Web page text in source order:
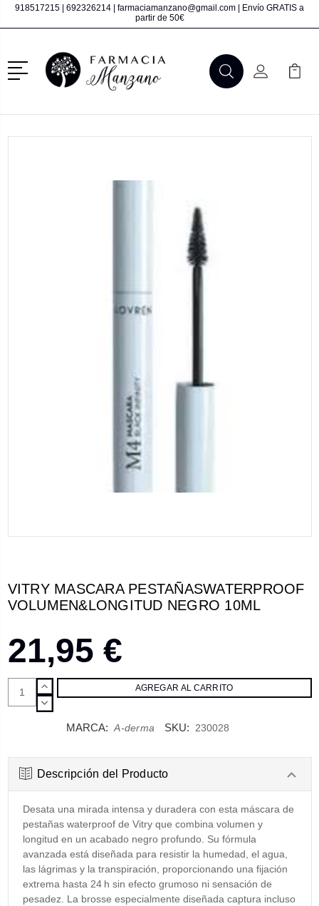
918517215 692326214 farmaciamanzano@gmail.com | Envío GRATIS a
partir de 50€
Menú
BuscarMi Cuenta
Mi
VITRY MASCARA PESTAÑASWATERPROOF
VOLUMEN&LONGITUD NEGRO 10ML
21,95 €
AUMENTAR
CANTIDAD:
DISMINUIR
MARCA: A-derma SKU: 230028
Descripción del Producto
Desata una mirada intensa y duradera con esta máscara de
pestañas waterproof de Vitry que combina volumen y
longitud en un acabado negro profundo. Su fórmula
avanzada está diseñada para resistir la humedad, el agua,
las lágrimas y la transpiración, proporcionando una fijación
extrema hasta 24 h sin efecto grumoso ni sensación de
pesadez. La brosse especialmente diseñada captura incluso